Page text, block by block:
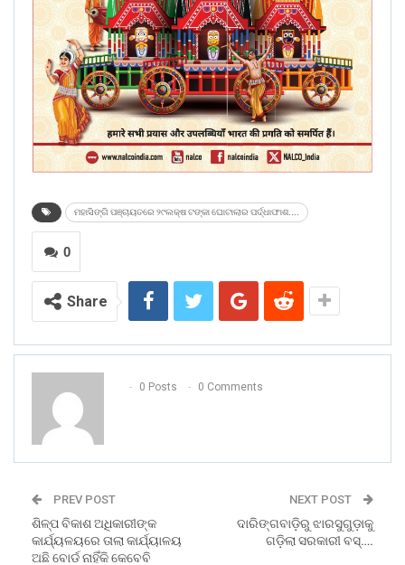
ମହାସିଙ୍ଗି ପଞ୍ଚାୟତରେ ୨୯ଲକ୍ଷ ଟଙ୍କା ଘୋଟାଲାର ପର୍ଦ୍ଧାଫାଶ....
0
Share
0 Posts 0 Comments
PREV POST
ଶିଳ୍ପ ବିକାଶ ଅଧିକାରୀଙ୍କ
କାର୍ଯ୍ୟଳୟରେ ତାଲା କାର୍ଯ୍ୟାଳୟ
ଅଛି ବୋର୍ଡ ନାହିଁକି କେବେବି
NEXT POST
ଦାରିଙ୍ଗବାଡ଼ିରୁ ଝାରସୁଗୁଡ଼ାକୁ
ଗଡ଼ିଲା ସରକାରୀ ବସ୍‌….